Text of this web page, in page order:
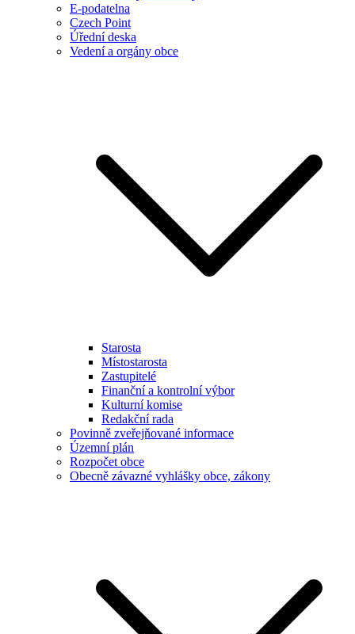
E-podatelna
Czech Point
Úřední deska
Vedení a orgány obce
Starosta
Místostarosta
Zastupitelé
Finanční a kontrolní výbor
Kulturní komise
Redakční rada
Povinně zveřejňované informace
Územní plán
Rozpočet obce
Obecně závazné vyhlášky obce, zákony